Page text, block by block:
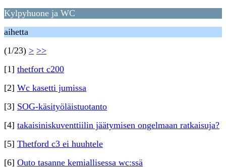
Kylpyhuone ja WC
aihetta
(1/23) > >>
[1] thetfort c200
[2] Wc kasetti jumissa
[3] SOG-käsityöläistuotanto
[4] takaisiniskuventtiilin jäätymisen ongelmaan ratkaisuja?
[5] Thetford c3 ei huuhtele
[6] Outo tasanne kemiallisessa wc:ssä